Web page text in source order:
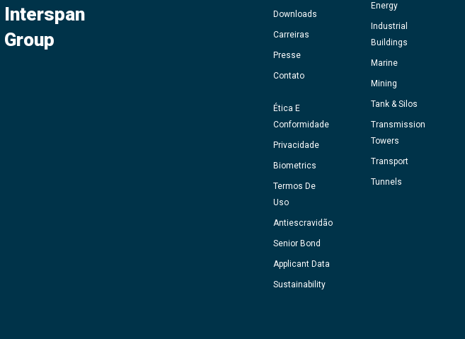
Interspan
Group
Downloads
Carreiras
Presse
Contato
Ética E
Conformidade
Privacidade
Biometrics
Termos De
Uso
Antiescravidão
Senior Bond
Applicant Data
Sustainability
Energy
Industrial
Buildings
Marine
Mining
Tank & Silos
Transmission
Towers
Transport
Tunnels